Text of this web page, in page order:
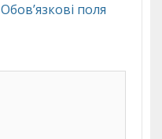
Обов’язкові поля